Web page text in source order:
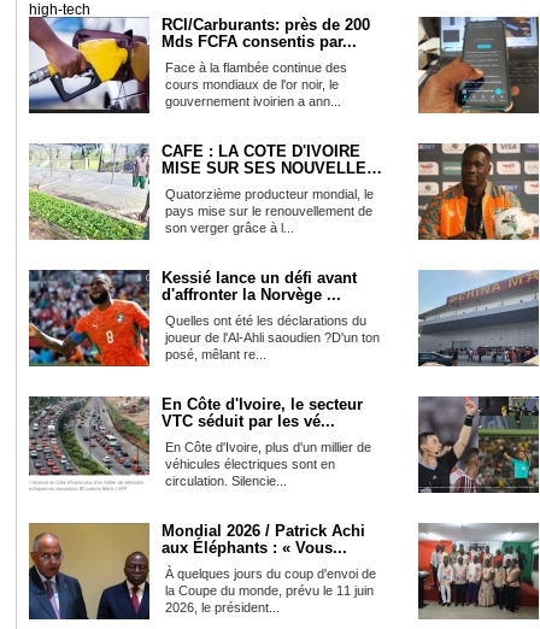
high-tech
RCI/Carburants: près de 200
Mds FCFA consentis par...
Face à la flambée continue des
cours mondiaux de l'or noir, le
gouvernement ivoirien a ann...
CAFÉ : LA CÔTE D'IVOIRE
MISE SUR SES NOUVELLES
VAR...
Quatorzième producteur mondial, le
pays mise sur le renouvellement de
son verger grâce à l...
Kessié lance un défi avant
d'affronter la Norvège ...
Quelles ont été les déclarations du
joueur de l'Al-Ahli saoudien ?D'un ton
posé, mêlant re...
En Côte d'Ivoire, le secteur
VTC séduit par les vé...
En Côte d'Ivoire, plus d'un millier de
véhicules électriques sont en
circulation. Silencie...
Mondial 2026 / Patrick Achi
aux Éléphants : « Vous...
À quelques jours du coup d'envoi de
la Coupe du monde, prévu le 11 juin
2026, le président...